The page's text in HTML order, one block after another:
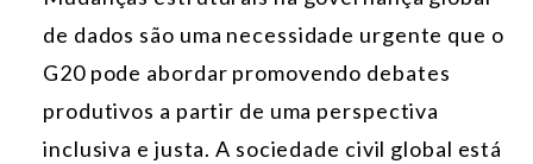
de dados são uma necessidade urgente que o
G20 pode abordar promovendo debates
produtivos a partir de uma perspectiva
inclusiva e justa. A sociedade civil global está